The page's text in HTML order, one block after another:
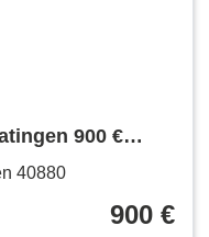
900 €
40880
900 €